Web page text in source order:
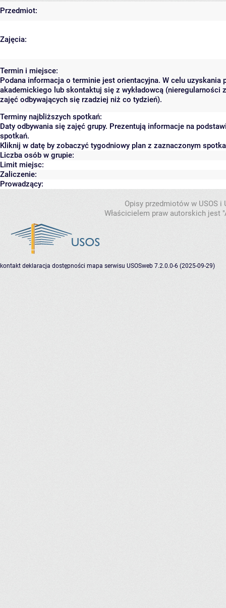
Przedmiot:
Zajęcia:
Termin i miejsce:
Podana informacja o terminie jest orientacyjna. W celu
akademickiego lub skontaktuj się z wykładowcą (nieregularności
zajęć odbywających się rzadziej niż co tydzień).
Terminy najbliższych spotkań:
Daty odbywania się zajęć grupy. Prezentują informacje na
spotkań.
Kliknij w datę by zobaczyć tygodniowy plan z zaznaczonym
Liczba osób w grupie:
Limit miejsc:
Zaliczenie:
Prowadzący:
Opisy przedmiotów w USOS
Właścicielem praw autorskich jest
kontakt deklaracja dostępności mapa serwisu USOSweb 7.2.0.0-6 (2025-09-29)